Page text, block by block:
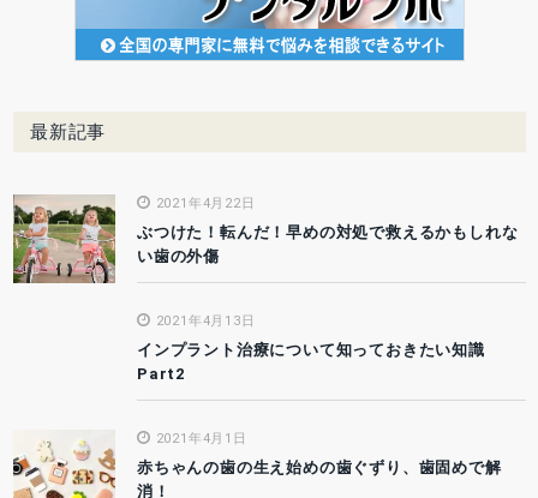
最新記事
2021年4月22日
ぶつけた！転んだ！早めの対処で救えるかもしれな
い歯の外傷
2021年4月13日
インプラント治療について知っておきたい知識
Part2
2021年4月1日
赤ちゃんの歯の生え始めの歯ぐずり、歯固めで解
消！